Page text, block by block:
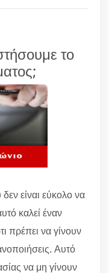
το
είναι εύκολο να
καλεί έναν
πρέπει να γίνουν
Αυτό
να μη γίνουν